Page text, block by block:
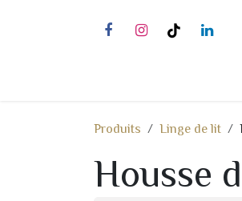
Produits Linge de lit
Housse